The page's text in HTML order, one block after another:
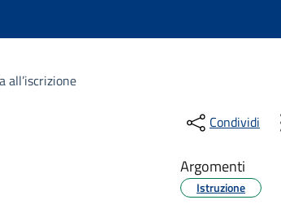
all’iscrizione
Condividi
Argomenti
Istruzione